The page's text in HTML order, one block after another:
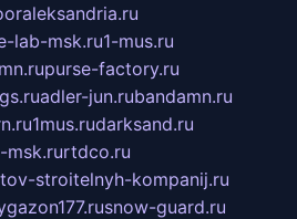
lab-msk.ru1-mus.ru
purse-factory.ru
adler-jun.rubandamn.ru
1mus.rudarksand.ru
msk.rurtdco.ru
stroitelnyh-kompanij.ru
snow-guard.ru